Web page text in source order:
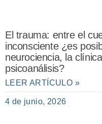
El trauma: entre el
inconsciente ¿es
neurociencia, la
psicoanálisis?
LEER ARTÍCULO »
4 de junio, 2026